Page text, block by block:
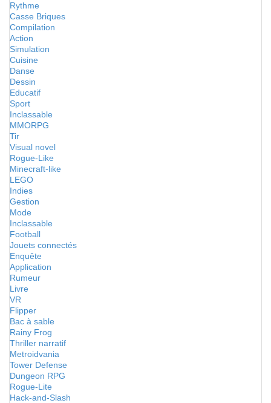
Rythme
Casse Briques
Compilation
Action
Simulation
Cuisine
Danse
Dessin
Educatif
Sport
Inclassable
MMORPG
Tir
Visual novel
Rogue-Like
Minecraft-like
LEGO
Indies
Gestion
Mode
Inclassable
Football
Jouets connectés
Enquête
Application
Rumeur
Livre
VR
Flipper
Bac à sable
Rainy Frog
Thriller narratif
Metroidvania
Tower Defense
Dungeon RPG
Rogue-Lite
Hack-and-Slash